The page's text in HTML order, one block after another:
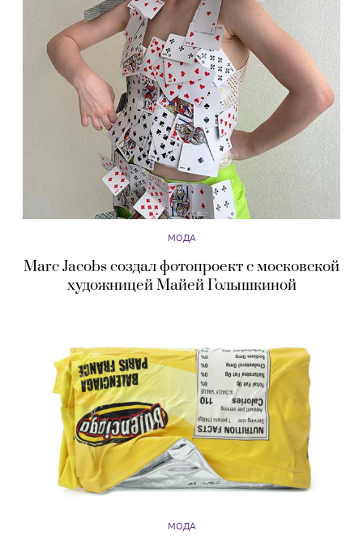
МОДА
Marc Jacobs создал фотопроект с московской
художницей Майей Голышкиной
МОДА